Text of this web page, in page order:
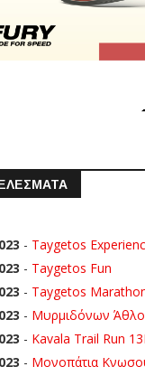
- Taygetos
- Taygetos Fun
- Taygetos
- Μυρμιδόνων
- Kavala Trail Run
- Μονοπάτια